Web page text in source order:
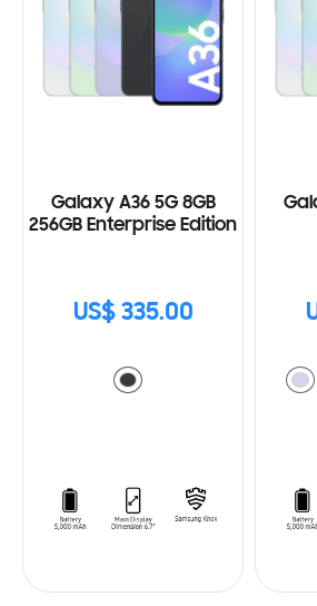
Galaxy A36 5G 8GB
256GB Enterprise Edition
US$ 335.00